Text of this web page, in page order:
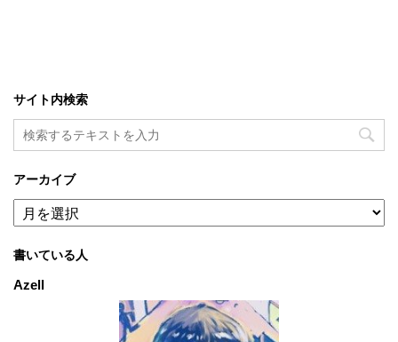
サイト内検索
アーカイブ
ア
ー
イ
ブ
書いている人
Azell